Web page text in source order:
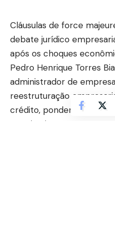
Cláusulas de force
debate jurídico
após os choques
Pedro Henrique Torres
administrador de
reestruturação
crédito, pondera que
esse instituto sem